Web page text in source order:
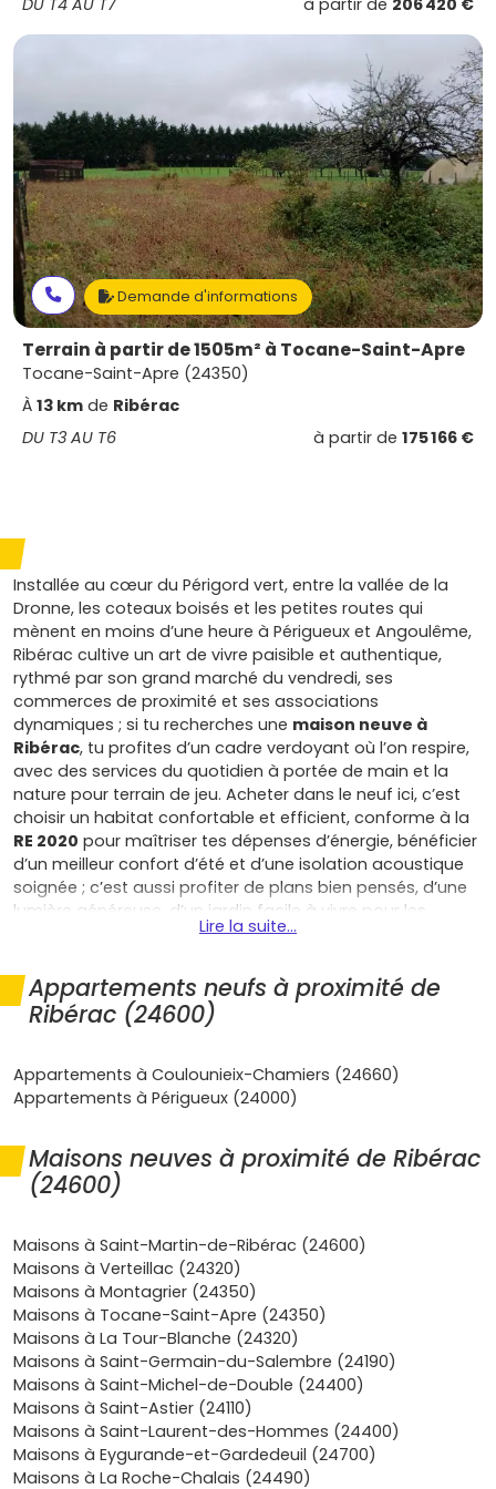
DU T4 AU T7 à partir de 206 420 €
Demande d'informations
Terrain à partir de 1505m² à Tocane-Saint-Apre
Tocane-Saint-Apre (24350)
À 13 km de Ribérac
DU T3 AU T6
à partir de 175 166 €
Installée au cœur du Périgord vert, entre la vallée de la
Dronne, les coteaux boisés et les petites routes qui
mènent en moins d’une heure à Périgueux et Angoulême,
Ribérac cultive un art de vivre paisible et authentique,
rythmé par son grand marché du vendredi, ses
commerces de proximité et ses associations
dynamiques ; si tu recherches une maison neuve à
Ribérac, tu profites d’un cadre verdoyant où l’on respire,
avec des services du quotidien à portée de main et la
nature pour terrain de jeu. Acheter dans le neuf ici, c’est
choisir un habitat confortable et efficient, conforme à la
RE 2020 pour maîtriser tes dépenses d’énergie, bénéficier
d’un meilleur confort d’été et d’une isolation acoustique
soignée ; c’est aussi profiter de plans bien pensés, d’une
lumière généreuse, d’un jardin facile à vivre pour les
enfants ou le télétravail, et de prestations actuelles qui
réduits, les garanties (parfait achèvement, biennale,
décennale) et un entretien quasi nul les premières années
sécurisent ton projet ; en primo-accession, le
mensualité, tandis que l’urbanisme de Ribérac propose
des parcelles à des prix encore raisonnables à l’échelle de
écoles et services de santé à proximité, offres sportives
et culturelles locales, accès simple aux zones d’emploi
voisines, et une connexion numérique qui se renforce
envisages d’investir, unemaison neuve à Ribérac
à la demande de locataires en quête d’espaces
extérieurs, d’une facture énergétique maîtrisée et d’un
environnement calme ; dans le temps, tu consolides un
patrimoine peu énergivore, plus facile à louer et à
revendre grâce à ses performances et à sa conformité
aux normes. Et parce que chaque projet est unique, tu
peux adapter l’implantation, optimiser les rangements,
choisir des matériaux durables et prévoir une pièce
dédiée au télétravail, pour unemaison neuve à Ribérac
parfaitement alignée avec ton quotidien. Que tu arrives
Lire la suite...
Appartements neufs à proximité de
Ribérac (24600)
Appartements à Coulounieix-Chamiers (24660)
Appartements à Périgueux (24000)
Maisons neuves à proximité de Ribérac
(24600)
Maisons à Saint-Martin-de-Ribérac (24600)
Maisons à Verteillac (24320)
Maisons à Montagrier (24350)
Maisons à Tocane-Saint-Apre (24350)
Maisons à La Tour-Blanche (24320)
Maisons à Saint-Germain-du-Salembre (24190)
Maisons à Saint-Michel-de-Double (24400)
Maisons à Saint-Astier (24110)
Maisons à Saint-Laurent-des-Hommes (24400)
Maisons à Eygurande-et-Gardedeuil (24700)
Maisons à La Roche-Chalais (24490)